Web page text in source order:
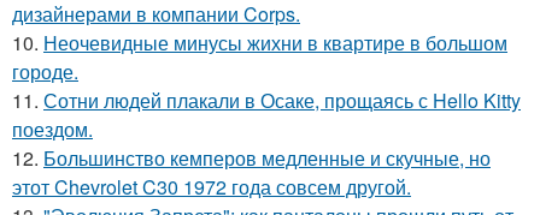
дизайнерами в компании Corps.
10. Неочевидные минусы жихни в квартире в большом
городе.
11. Сотни людей плакали в Осаке, прощаясь с Hello Kitty
поездом.
12. Большинство кемперов медленные и скучные, но
этот Chevrolet C30 1972 года совсем другой.